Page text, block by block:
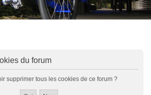
du forum
supprimer tous les cookies de ce forum ?